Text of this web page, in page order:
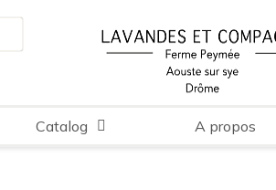
Catalog A propos